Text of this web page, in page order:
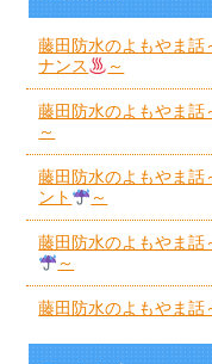
藤田防水のよもやま話
ナンス
～
藤田防水のよもやま話
～
藤田防水のよもやま話
ント
～
藤田防水のよもやま話
～
藤田防水のよもやま話